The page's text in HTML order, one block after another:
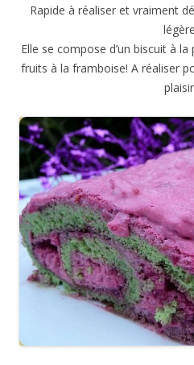
Rapide à réaliser et vraiment
Elle se compose d’un biscuit à
fruits à la framboise! A réaliser